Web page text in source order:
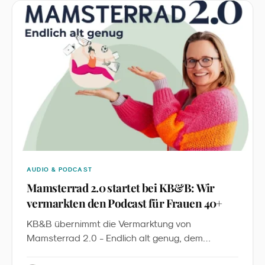
Kampagne: Es ist die erste sichtbare Anwendung
eines global geltenden Character-Licensing-
Standards im deutschen LEH.
AUDIO & PODCAST
Mamsterrad 2.0 startet bei KB&B: Wir
vermarkten den Podcast für Frauen 40+
KB&B übernimmt die Vermarktung von
Mamsterrad 2.0 - Endlich alt genug, dem